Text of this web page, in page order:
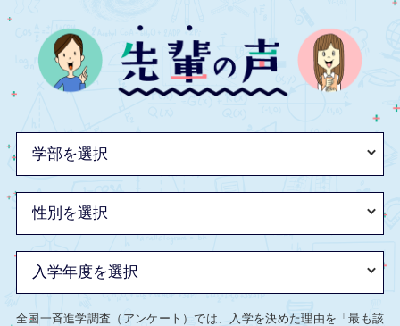
全国一斉進学調査（アンケート）では、入学を決めた理由を「最も該